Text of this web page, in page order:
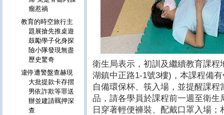
衛生局表示，初訓及繼續教育課
湖鎮中正路1-1號3樓)，本課程備
自備環保杯、筷入場，並提醒課
品，請各學員於課程前一週至衛
日穿著輕便褲裝、配戴口罩入場
瘤惹禍
教育的時空旅行主
題展搶先推桌遊
鼓勵學子化身探
險小隊發現無盡
歷史驚奇
違停遭警盤查赫現
大批提款卡存摺
男依詐欺等罪送
辦並建請羈押深
查